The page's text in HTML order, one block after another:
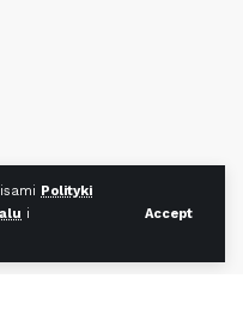
Polityki
i
Accept